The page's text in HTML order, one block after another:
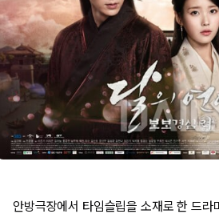
안방극장에서 타임슬립을 소재로 한 드라